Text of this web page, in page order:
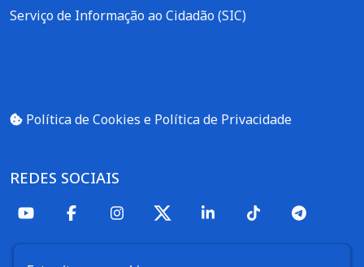
Serviço de Informação ao Cidadão (SIC)
Política de Cookies e Política de Privacidade
REDES SOCIAIS